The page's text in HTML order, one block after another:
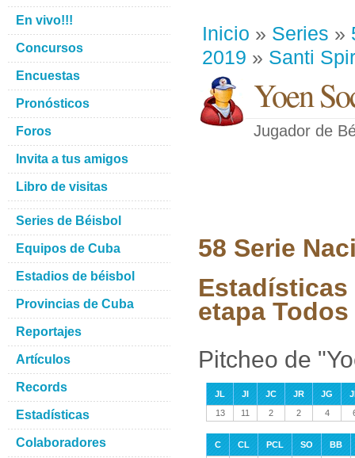
Inicio » Series »
2019 » Santi
Yoen
Jugador de
58 Serie
Estadísticas
etapa
Pitcheo de
JL JI JC JR JG
13
11 2 2 4
C CL PCL SO
BB
En vivo!!!
Concursos
Encuestas
Pronósticos
Foros
Invita a tus amigos
Libro de visitas
Series de Béisbol
Equipos de Cuba
Estadios de béisbol
Provincias de Cuba
Reportajes
Artículos
Records
Estadísticas
Colaboradores